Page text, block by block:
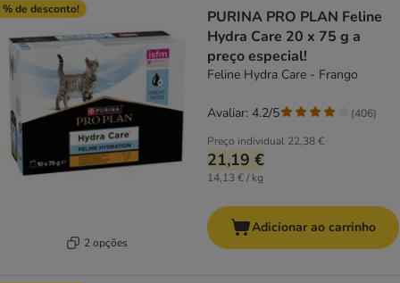
% de desconto!
2 opções
PURINA PRO PLAN Feline
Hydra Care 20 x 75 g a
preço especial!
Feline Hydra Care - Frango
Preço individual 22,38 €
21,19 €
14,13 € / kg
Avaliar: 4.2/5 (406)
Adicionar ao carrinho